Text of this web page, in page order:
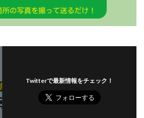
Twitterで最新情報をチェック！